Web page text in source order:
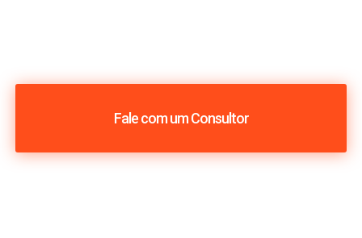
Fale com um Consultor